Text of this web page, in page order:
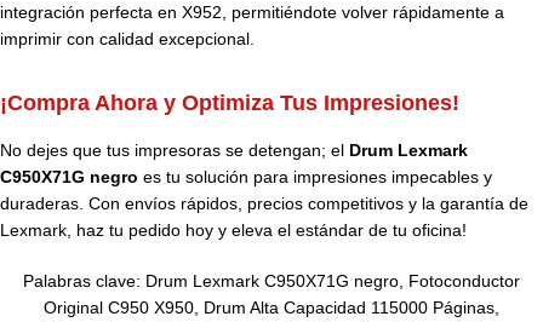
integración perfecta en X952, permitiéndote volver rápidamente a
imprimir con calidad excepcional.
¡Compra Ahora y Optimiza Tus Impresiones!
No dejes que tus impresoras se detengan; el Drum Lexmark
C950X71G negro es tu solución para impresiones impecables y
duraderas. Con envíos rápidos, precios competitivos y la garantía de
Lexmark, haz tu pedido hoy y eleva el estándar de tu oficina!
Palabras clave: Drum Lexmark C950X71G negro, Fotoconductor
Original C950 X950, Drum Alta Capacidad 115000 Páginas,